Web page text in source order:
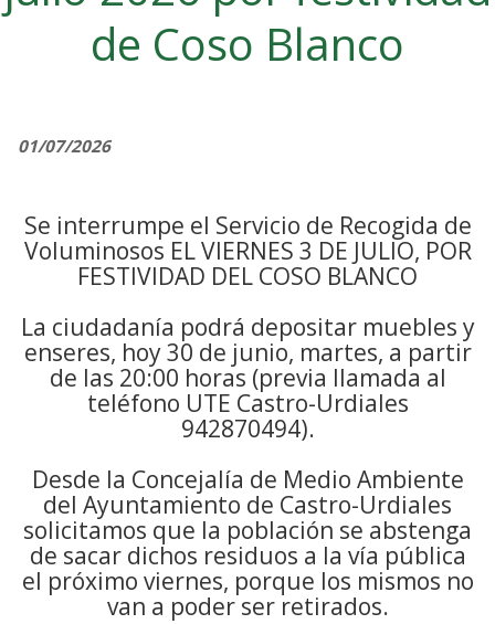
de Coso Blanco
01/07/2026
Se interrumpe el Servicio de Recogida de
Voluminosos EL VIERNES 3 DE JULIO, POR
FESTIVIDAD DEL COSO BLANCO
La ciudadanía podrá depositar muebles y
enseres, hoy 30 de junio, martes, a partir
de las 20:00 horas (previa llamada al
teléfono UTE Castro-Urdiales
942870494).
Desde la Concejalía de Medio Ambiente
del Ayuntamiento de Castro-Urdiales
solicitamos que la población se abstenga
de sacar dichos residuos a la vía pública
el próximo viernes, porque los mismos no
van a poder ser retirados.